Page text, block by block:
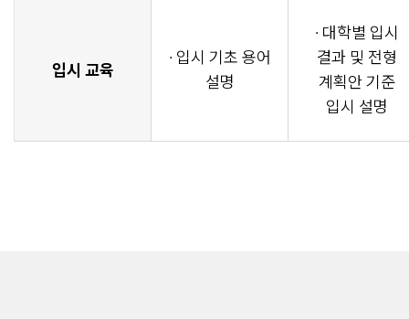
입시 교육
· 입시 기초 용어
설명
· 대학별 입시
결과 및 전형
계획안 기준
입시 설명